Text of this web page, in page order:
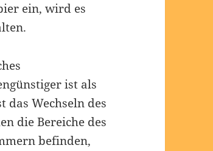
ein, wird es
ist als
Wechseln des
die Bereiche des
befinden,